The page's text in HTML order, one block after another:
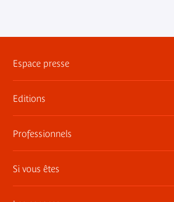
Espace presse
Dossiers, communiqués, bandes
Contact presse
Editions
Les publications du musée
Professionnels
Privatisez les espaces
Si vous êtes